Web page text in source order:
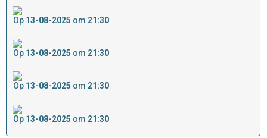
Op 13-08-2025 om 21:30
Op 13-08-2025 om 21:30
Op 13-08-2025 om 21:30
Op 13-08-2025 om 21:30